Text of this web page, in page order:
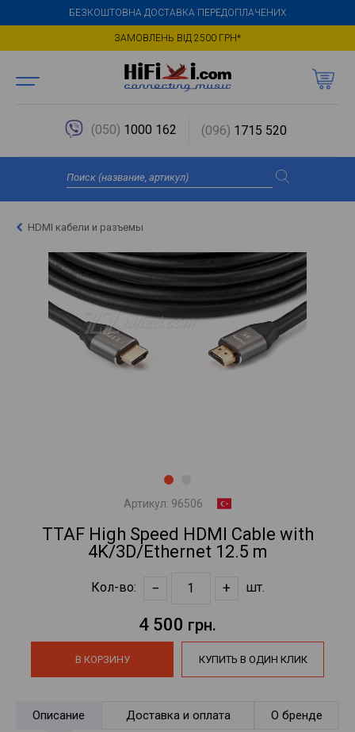
БЕЗКОШТОВНА ДОСТАВКА ПЕРЕДОПЛАЧЕНИХ
ЗАМОВЛЕНЬ ВІД 2500 ГРН*
(050) 1000 162 (096) 1715 520
HDMI кабели и разъемы
Артикул: 96506
TTAF High Speed HDMI Cable with
4K/3D/Ethernet 12.5 m
Кол-во: − + шт.
4 500 грн.
В КОРЗИНУ КУПИТЬ В ОДИН КЛИК
Описание Доставка и оплата О бренде